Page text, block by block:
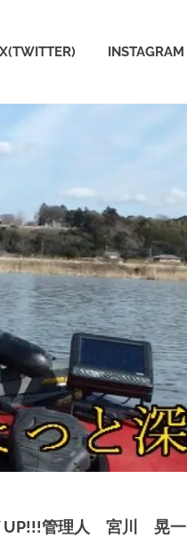
X(TWITTER) INSTAGRAM
UP!!!管理人 宮川 晃一